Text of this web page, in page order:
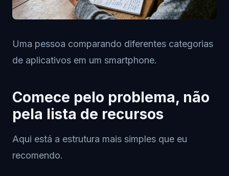
Uma pessoa comparando diferentes categorias
de aplicativos em um smartphone.
Comece pelo problema, não
pela lista de recursos
Aqui está a estrutura mais simples que eu
recomendo.